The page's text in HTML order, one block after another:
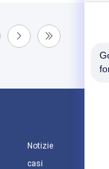
Notizie
casi